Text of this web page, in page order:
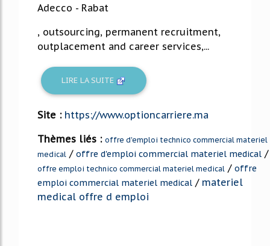
Adecco - Rabat
, outsourcing, permanent recruitment,
outplacement and career services,...
LIRE LA SUITE
Site : https://www.optioncarriere.ma
Thèmes liés : offre d'emploi technico commercial materiel
medical / offre d'emploi commercial materiel medical /
offre emploi technico commercial materiel medical / offre
emploi commercial materiel medical / materiel
medical offre d emploi